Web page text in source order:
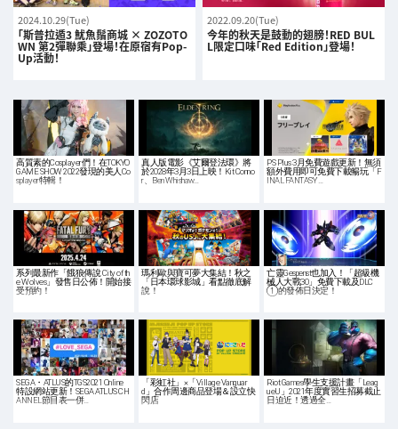
2024.10.29(Tue)
「斯普拉遁3 魷魚鬚商城 × ZOZOTO
WN 第2彈聯乘」登場！在原宿有Pop-
Up活動！
2022.09.20(Tue)
今年的秋天是鼓動的翅膀！RED BUL
L限定口味「Red Edition」登場！
高質素的Cosplayer們！在TOKYO
GAME SHOW 2022發現的美人Co
splayer特輯！
真人版電影《艾爾登法環》將
於2028年3月3日上映！Kit Conno
r、Ben Whishaw…
PS Plus 3月免費遊戲更新！無須
額外費用即可免費下載暢玩「F
INAL FANTASY …
系列最新作「餓狼傳說 City of th
e Wolves」發售日公佈！開始接
受預約！
瑪利歐與寶可夢大集結！秋之
「日本環球影城」看點徹底解
說！
亡靈Gespenst也加入！「超級機
械人大戰30」免費下載及DLC
①的發佈日決定！
SEGA・ATLUS的TGS2021 Online
特設網站更新！SEGA ATLUS CH
ANNEL節目表一併…
「彩虹社」×「Village Vanguar
d」合作周邊商品登場＆設立快
閃店
Riot Games學生支援計畫「Leag
ueU」2021年度實習生招募截止
日迫近！透過全…